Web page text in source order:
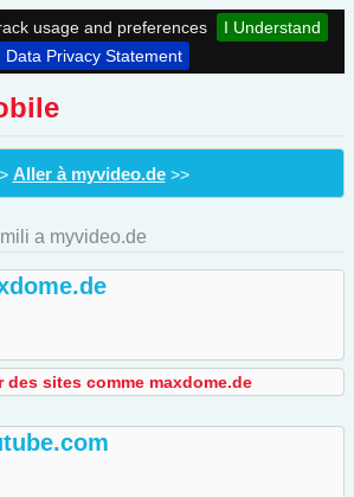
usage and preferences
I Understand
Data Privacy Statement
Aller à myvideo.de>>
a myvideo.de
des sites comme maxdome.de